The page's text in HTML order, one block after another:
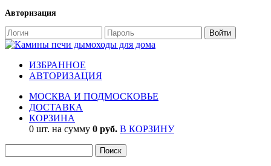
Авторизация
ИЗБРАННОЕ
АВТОРИЗАЦИЯ
МОСКВА И ПОДМОСКОВЬЕ
ДОСТАВКА
КОРЗИНА
0 шт. на сумму 0 руб. В КОРЗИНУ